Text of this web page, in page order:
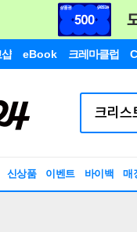
eBook 크레마클럽
신상품 이벤트 바이백 매